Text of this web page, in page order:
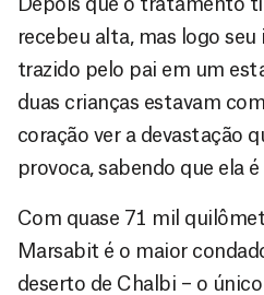
recebeu alta, mas logo
trazido pelo pai em um
duas crianças estavam
coração ver a devastação
provoca, sabendo que ela
Com quase 71 mil
Marsabit é o maior
deserto de Chalbi – o